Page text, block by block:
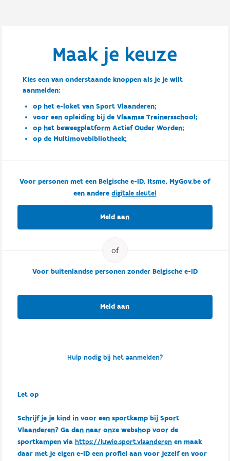
Maak je keuze
Kies een van onderstaande knoppen als je je wilt
aanmelden:
op het e-loket van Sport Vlaanderen;
voor een opleiding bij de Vlaamse Trainersschool;
op het beweegplatform Actief Ouder Worden;
op de Multimovebibliotheek;
Voor personen met een Belgische e-ID, Itsme, MyGov.be of
een anderedigitale sleutel
Meld aan
Voor buitenlandse personen zonder Belgische e-ID
Meld aan
Hulp nodig bij het aanmelden?
Let op
Schrijf je je kind in voor een sportkamp bij Sport
Vlaanderen? Ga dan naar onze webshop voor de
sportkampen via https://luwio.sport.vlaanderenen maak
daar met je eigen e-ID een profiel aan voor jezelf en voor